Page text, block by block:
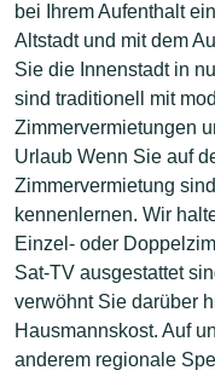
bei Ihrem Aufenthalt
Altstadt und mit dem
Sie die Innenstadt in
sind traditionell mit
Zimmervermietungen
Urlaub Wenn Sie auf
Zimmervermietung
kennenlernen. Wir
Einzel- oder
Sat-TV ausgestattet
verwöhnt Sie darüber
Hausmannskost. Auf
anderem regionale